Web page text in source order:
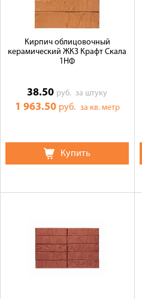
Кирпич облицовочный
керамический ЖКЗ Крафт Скала
1НФ
38.50 руб.за штуку
1 963.50 руб. за кв. метр
Купить